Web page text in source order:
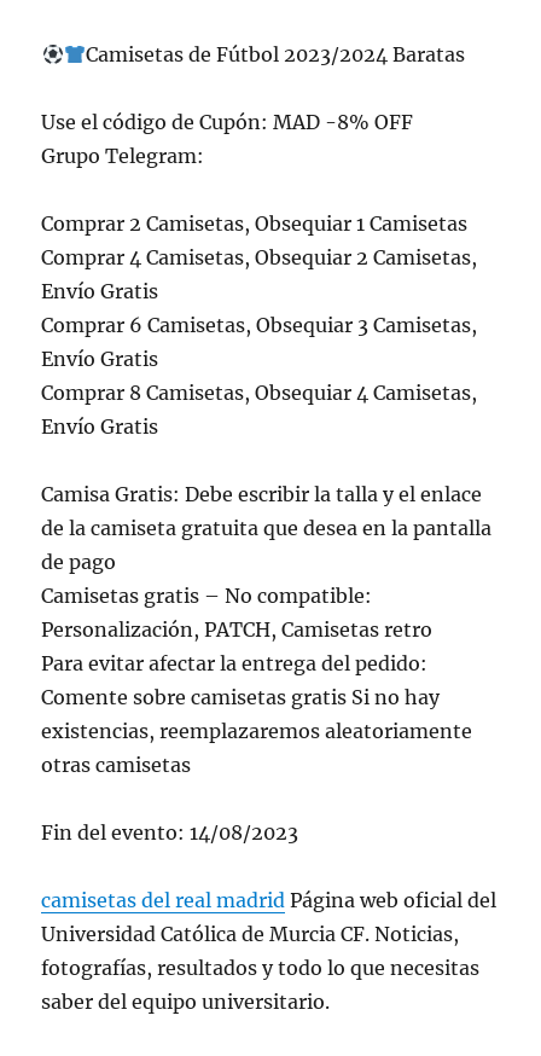
Camisetas de Fútbol 2023/2024 Baratas
Use el código de Cupón: MAD -8% OFF
Grupo Telegram:
Comprar 2 Camisetas, Obsequiar 1 Camisetas
Comprar 4 Camisetas, Obsequiar 2 Camisetas,
Envío Gratis
Comprar 6 Camisetas, Obsequiar 3 Camisetas,
Envío Gratis
Comprar 8 Camisetas, Obsequiar 4 Camisetas,
Envío Gratis
Camisa Gratis: Debe escribir la talla y el enlace
de la camiseta gratuita que desea en la pantalla
de pago
Camisetas gratis – No compatible:
Personalización, PATCH, Camisetas retro
Para evitar afectar la entrega del pedido:
Comente sobre camisetas gratis Si no hay
existencias, reemplazaremos aleatoriamente
otras camisetas
Fin del evento: 14/08/2023
camisetas del real madrid Página web oficial del
Universidad Católica de Murcia CF. Noticias,
fotografías, resultados y todo lo que necesitas
saber del equipo universitario.